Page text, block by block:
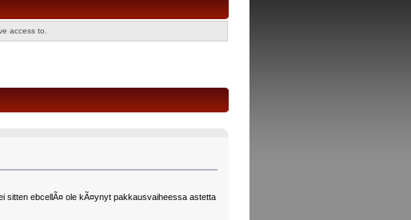
access to.
sitten ebcellÃ¤ ole kÃ¤ynyt pakkausvaiheessa astetta